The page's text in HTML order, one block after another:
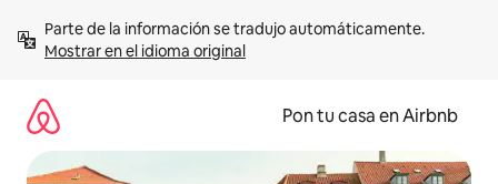
contenidoMostrar en el idioma original
Pon tu casa en Airbnb